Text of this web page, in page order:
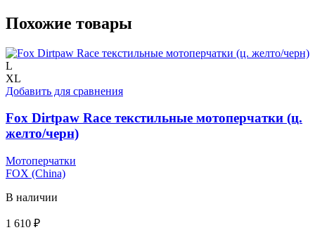
Похожие товары
L
XL
Добавить для сравнения
Fox Dirtpaw Race текстильные мотоперчатки (ц.
желто/черн)
Мотоперчатки
FOX (China)
В наличии
1 610 ₽